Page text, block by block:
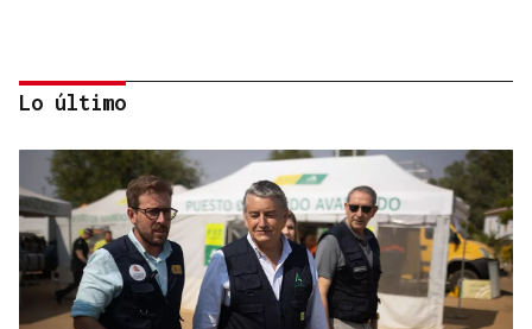
Lo último